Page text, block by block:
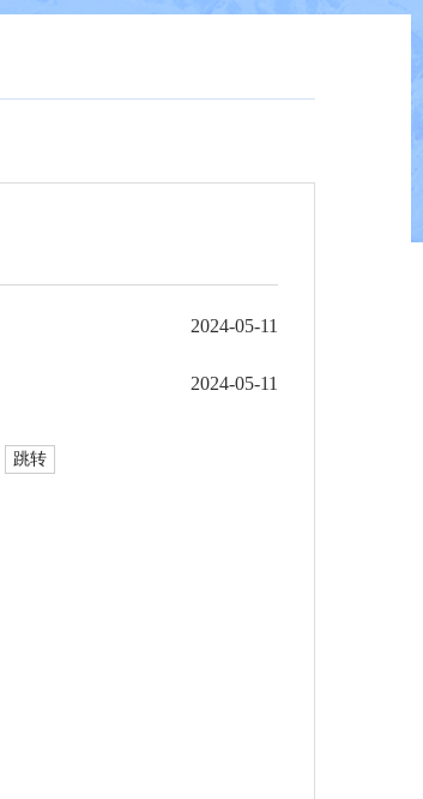
2024-05-11
2024-05-11
跳转